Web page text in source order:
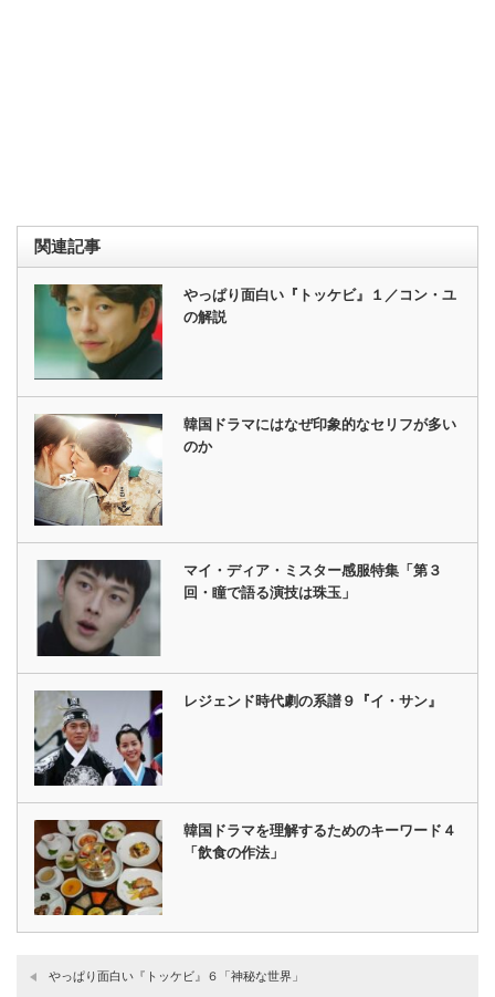
関連記事
やっぱり面白い『トッケビ』１／コン・ユ
の解説
韓国ドラマにはなぜ印象的なセリフが多い
のか
マイ・ディア・ミスター感服特集「第３
回・瞳で語る演技は珠玉」
レジェンド時代劇の系譜９『イ・サン』
韓国ドラマを理解するためのキーワード４
「飲食の作法」
やっぱり面白い『トッケビ』６「神秘な世界」